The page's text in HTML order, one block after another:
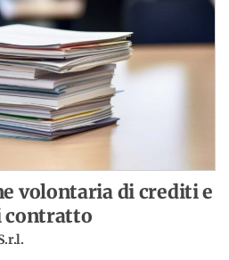
volontaria di crediti e
contratto